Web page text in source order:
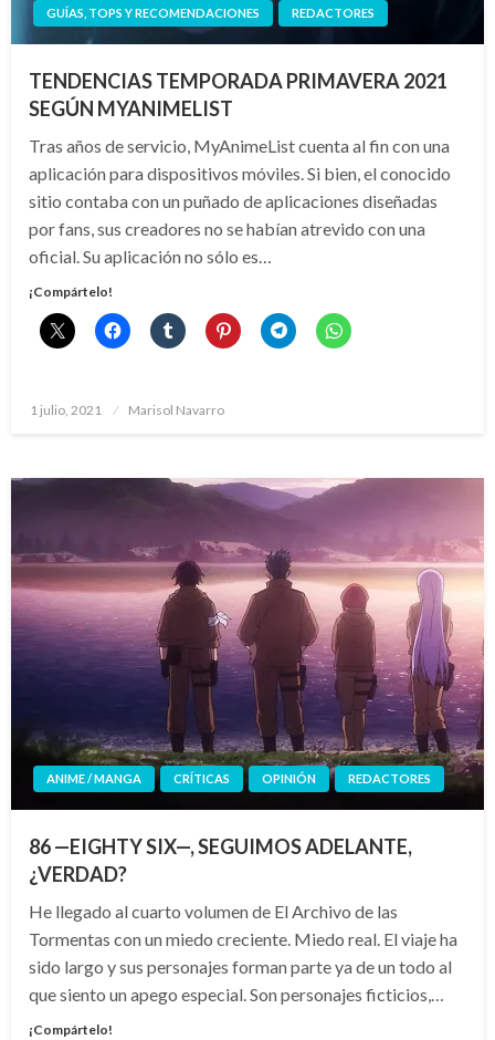
GUÍAS, TOPS Y RECOMENDACIONES REDACTORES
TENDENCIAS TEMPORADA PRIMAVERA 2021
SEGÚN MYANIMELIST
Tras años de servicio, MyAnimeList cuenta al fin con una
aplicación para dispositivos móviles. Si bien, el conocido
sitio contaba con un puñado de aplicaciones diseñadas
por fans, sus creadores no se habían atrevido con una
oficial. Su aplicación no sólo es…
¡Compártelo!
Publicado
1 julio, 2021 Marisol Navarro
ANIME / MANGA CRÍTICAS OPINIÓN REDACTORES
86 —EIGHTY SIX—, SEGUIMOS ADELANTE,
¿VERDAD?
He llegado al cuarto volumen de El Archivo de las
Tormentas con un miedo creciente. Miedo real. El viaje ha
sido largo y sus personajes forman parte ya de un todo al
que siento un apego especial. Son personajes ficticios,…
¡Compártelo!